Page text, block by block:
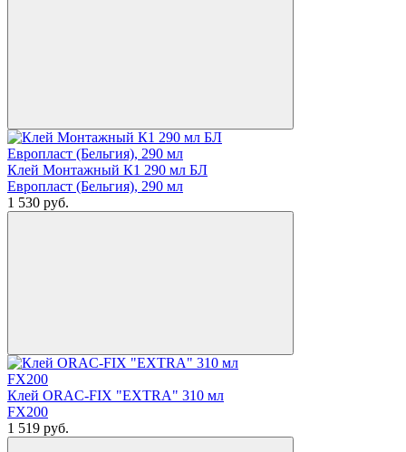
Клей Монтажный К1 290 мл БЛ
Европласт (Бельгия), 290 мл
1 530 руб.
Клей ORAC-FIX "EXTRA" 310 мл
FX200
1 519 руб.